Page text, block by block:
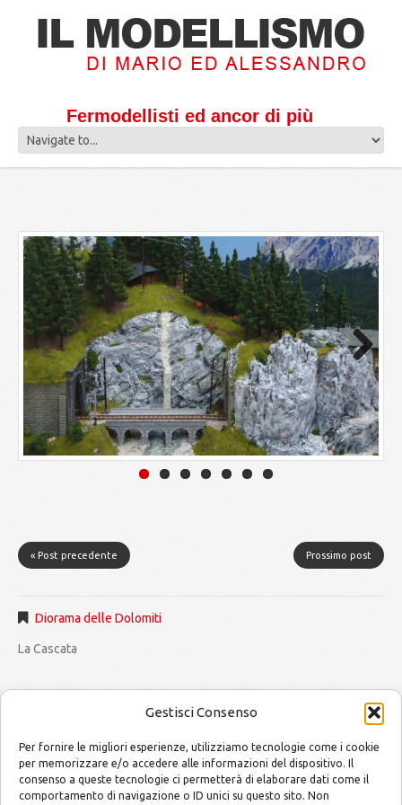
Gestisci Consenso
Per fornire le migliori esperienze, utilizziamo tecnologie come i cookie
per memorizzare e/o accedere alle informazioni del dispositivo. Il
consenso a queste tecnologie ci permetterà di elaborare dati come il
comportamento di navigazione o ID unici su questo sito. Non
Fermodellisti ed ancor di più
Next
« Post precedente Prossimo post
Diorama delle Dolomiti
La Cascata
MODELLISMO by Mario and AlessandroCopyright © 2014